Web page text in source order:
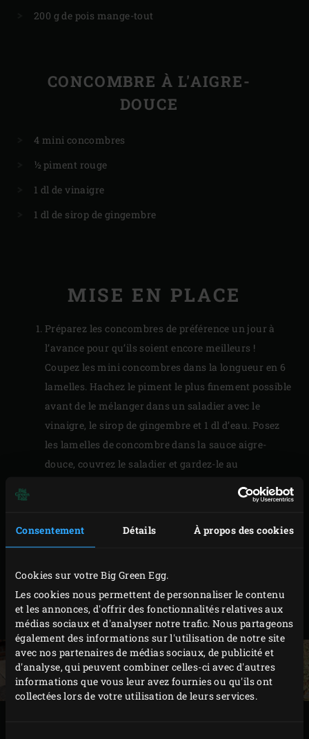
Consentement Détails À propos des cookies
Cookies sur votre Big Green Egg.
Les cookies nous permettent de personnaliser le contenu
et les annonces, d'offrir des fonctionnalités relatives aux
médias sociaux et d'analyser notre trafic. Nous partageons
également des informations sur l'utilisation de notre site
avec nos partenaires de médias sociaux, de publicité et
d'analyse, qui peuvent combiner celles-ci avec d'autres
informations que vous leur avez fournies ou qu'ils ont
collectées lors de votre utilisation de leurs services.
200 g de pois mange-tout
CONCOMBRE À L'AIGRE-
DOUCE
4 mini concombres
½ piment rouge
1 dl de vinaigre
1 dl de sirop de gingembre
MISE EN PLACE
Préparez les concombres de préférence un jour à
l’avance pour qu’ils soient encore meilleurs !
Coupez les mini concombres dans la longueur en 6
lamelles. Hachez le piment le plus finement possible
avant de le mélanger dans un saladier avec le
vinaigre, le sirop de gingembre et 1 dl d’eau. Posez
les lamelles de concombre dans la sauce aigre-
douce, couvrez le saladier et gardez-le au
Pour réaliser la marinade, épluchez le gingembre,
les oignons et l’ail. Débitez ces derniers, ainsi que le
morceaux de lard très généreusement du mélange,
couvrez-les et laissez-les mariner au moins une
heure au réfrigérateur.